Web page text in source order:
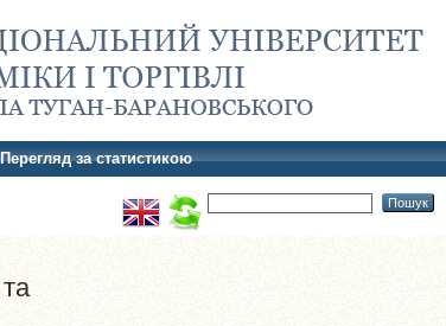
Перегляд за статистикою